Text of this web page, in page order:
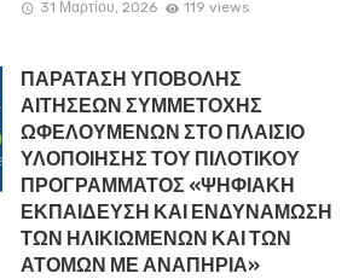
31 Μαρτίου, 2026 119 views
ΠΑΡΑΤΑΣΗ ΥΠΟΒΟΛΗΣ
ΑΙΤΗΣΕΩΝ ΣΥΜΜΕΤΟΧΗΣ
ΩΦΕΛΟΥΜΕΝΩΝ ΣΤΟ ΠΛΑΙΣΙΟ
ΥΛΟΠΟΙΗΣΗΣ ΤΟΥ ΠΙΛΟΤΙΚΟΥ
ΠΡΟΓΡΑΜΜΑΤΟΣ «ΨΗΦΙΑΚΗ
ΕΚΠΑΙΔΕΥΣΗ ΚΑΙ ΕΝΔΥΝΑΜΩΣΗ
ΤΩΝ ΗΛΙΚΙΩΜΕΝΩΝ ΚΑΙ ΤΩΝ
ΑΤΟΜΩΝ ΜΕ ΑΝΑΠΗΡΙΑ»